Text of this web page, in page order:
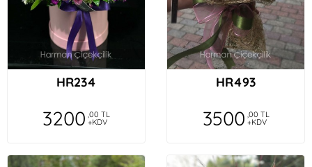
HR234
3200 ,00 TL
+KDV
HR493
3500 ,00 TL
+KDV